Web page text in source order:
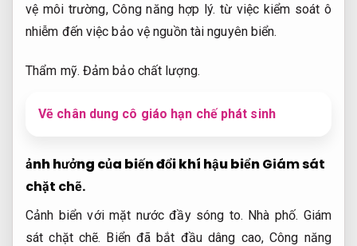
vệ môi trường,Công năng hợp lý. từ việc kiểm soát ô
nhiễm đến việc bảo vệ nguồn tài nguyên biển.
Thẩm mỹ. Đảm bảo chất lượng.
Vẽ chân dung cô giáo hạn chế phát sinh
ảnh hưởng của biến đổi khí hậu biểnGiám sát
chặt chẽ.
Cảnh biển với mặt nước đầy sóng to. Nhà phố. Giám
sát chặt chẽ. Biển đã bắt đầu dâng cao,Công năng